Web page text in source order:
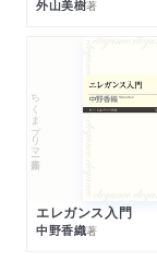
外山美樹著
ちくまプリマー新書
エレガンス入門
中野香織著